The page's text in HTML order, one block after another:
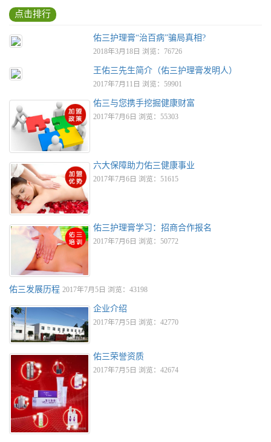
点击排行
佑三护理膏“治百病”骗局真相?
2018年3月18日 浏览：76726
王佑三先生简介（佑三护理膏发明人）
2017年7月11日 浏览：59901
佑三与您携手挖掘健康财富
2017年7月6日 浏览：55303
六大保障助力佑三健康事业
2017年7月6日 浏览：51615
佑三护理膏学习：招商合作报名
2017年7月6日 浏览：50772
佑三发展历程 2017年7月5日 浏览：43198
企业介绍
2017年7月5日 浏览：42770
佑三荣誉资质
2017年7月5日 浏览：42674